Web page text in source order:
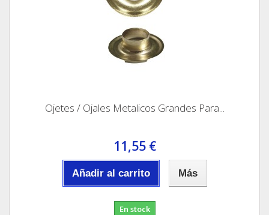
Ojetes / Ojales Metalicos Grandes Para...
11,55 €
Añadir al carrito Más
En stock